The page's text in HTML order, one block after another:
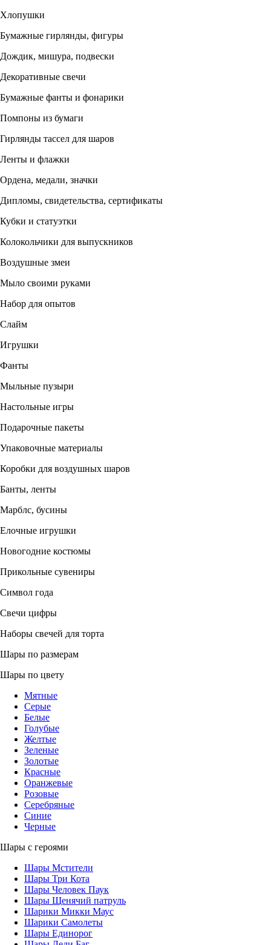
Хлопушки
Бумажные гирлянды, фигуры
Дождик, мишура, подвески
Декоративные свечи
Бумажные фанты и фонарики
Помпоны из бумаги
Гирлянды тассел для шаров
Ленты и флажки
Ордена, медали, значки
Дипломы, свидетельства, сертификаты
Кубки и статуэтки
Колокольчики для выпускников
Воздушные змеи
Мыло своими руками
Набор для опытов
Слайм
Игрушки
Фанты
Мыльные пузыри
Настольные игры
Подарочные пакеты
Упаковочные материалы
Коробки для воздушных шаров
Банты, ленты
Марблс, бусины
Елочные игрушки
Новогодние костюмы
Прикольные сувениры
Символ года
Свечи цифры
Наборы свечей для торта
Шары по размерам
Шары по цвету
Мятные
Серые
Белые
Голубые
Желтые
Зеленые
Золотые
Красные
Оранжевые
Розовые
Серебряные
Синие
Черные
Шары с героями
Шары Мстители
Шары Три Кота
Шары Человек Паук
Шары Щенячий патруль
Шарики Микки Маус
Шарики Самолеты
Шары Единорог